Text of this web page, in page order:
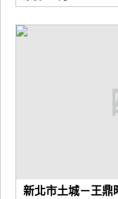
新北市土城－王鼎